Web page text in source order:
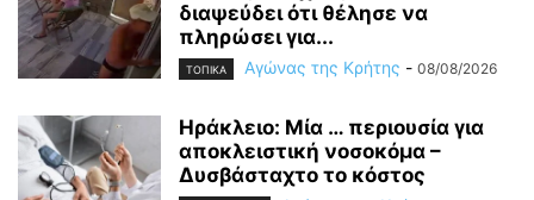
διαψεύδει ότι θέλησε να
πληρώσει για...
ΤΟΠΙΚΑ Αγώνας της Κρήτης - 08/08/2026
Ηράκλειο: Μία … περιουσία για
αποκλειστική νοσοκόμα –
Δυσβάσταχτο το κόστος